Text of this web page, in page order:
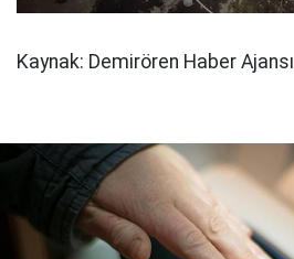
Kaynak: Demirören Haber Ajansı